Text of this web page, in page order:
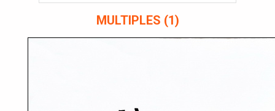
MULTIPLES (1)